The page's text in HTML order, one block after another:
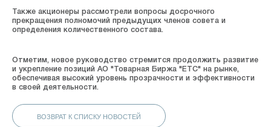
Также акционеры рассмотрели вопросы досрочного
прекращения полномочий предыдущих членов совета и
определения количественного состава.
Отметим, новое руководство стремится продолжить развитие
и укрепление позиций АО "Товарная Биржа "ЕТС" на рынке,
обеспечивая высокий уровень прозрачности и эффективности
в своей деятельности.
ВОЗВРАТ К СПИСКУ НОВОСТЕЙ